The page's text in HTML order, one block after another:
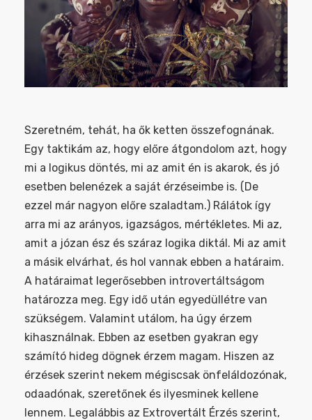
Szeretném, tehát, ha ők ketten összefognának.
Egy taktikám az, hogy előre átgondolom azt, hogy
mi a logikus döntés, mi az amit én is akarok, és jó
esetben belenézek a saját érzéseimbe is. (De
ezzel már nagyon előre szaladtam.) Rálátok így
arra mi az arányos, igazságos, mértékletes. Mi az,
amit a józan ész és száraz logika diktál. Mi az amit
a másik elvárhat, és hol vannak ebben a határaim.
A határaimat legerősebben introvertáltságom
határozza meg. Egy idő után egyedüllétre van
szükségem. Valamint utálom, ha úgy érzem
kihasználnak. Ebben az esetben gyakran egy
számító hideg dögnek érzem magam. Hiszen az
érzések szerint nekem mégiscsak önfeláldozónak,
odaadónak, szeretőnek és ilyesminek kellene
lennem. Legalábbis az Extrovertált Érzés szerint,